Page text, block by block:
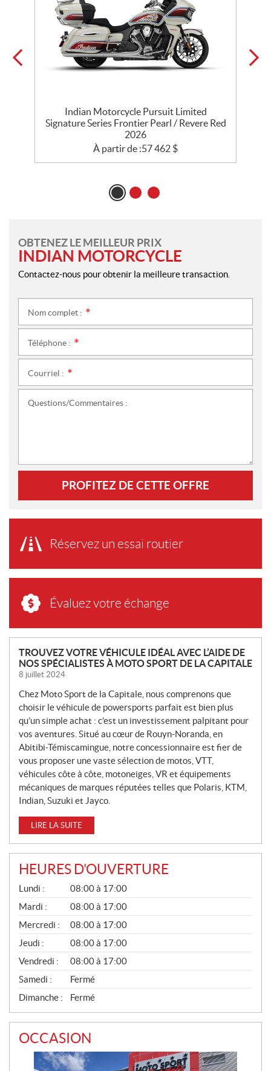
Indian Motorcycle Pursuit Limited
Signature Series Frontier Pearl / Revere Red
2026
À partir de :57 462 $
OBTENEZ LE MEILLEUR PRIX
INDIAN MOTORCYCLE
Contactez-nous pour obtenir la meilleure transaction.
Nom complet :
Téléphone :
Courriel :
Questions/Commentaires :
PROFITEZ DE CETTE OFFRE
Réservez un essai routier
Évaluez votre échange
N
O
U
V
E
L
L
E
S
TROUVEZ VOTRE VÉHICULE IDÉAL AVEC L’AIDE DE
NOS SPÉCIALISTES À MOTO SPORT DE LA CAPITALE
8 juillet 2024
Chez Moto Sport de la Capitale, nous comprenons que
choisir le véhicule de powersports parfait est bien plus
qu’un simple achat : c’est un investissement palpitant pour
vos aventures. Situé au cœur de Rouyn-Noranda, en
Abitibi-Témiscamingue, notre concessionnaire est fier de
vous proposer une vaste sélection de motos, VTT,
véhicules côte à côte, motoneiges, VR et équipements
mécaniques de marques réputées telles que Polaris, KTM,
Indian, Suzuki et Jayco.
LIRE LA SUITE
HEURES D'OUVERTURE
G
É
N
É
R
A
L
Lundi :
08:00 à 17:00
Mardi :
08:00 à 17:00
Mercredi :
08:00 à 17:00
Jeudi :
08:00 à 17:00
Vendredi :
08:00 à 17:00
Samedi :
Fermé
Dimanche :
Fermé
OCCASION